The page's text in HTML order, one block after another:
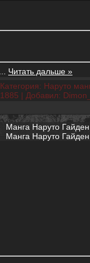
Читать дальше »
Категория: Наруто
1885 | Добавил:
Манга Наруто
Манга Наруто